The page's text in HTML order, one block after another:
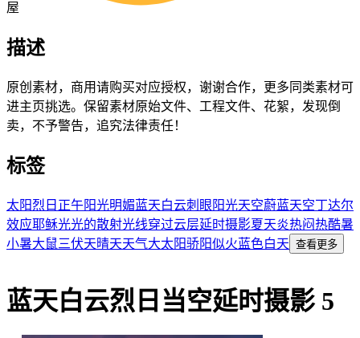
屋
描述
原创素材，商用请购买对应授权，谢谢合作，更多同类素材可
进主页挑选。保留素材原始文件、工程文件、花絮，发现倒
卖，不予警告，追究法律责任！
标签
太阳烈日 正午阳光明媚蓝天白云刺眼阳光天空蔚蓝天空丁达尔
效应耶稣光光的散射光线穿过云层延时摄影夏天炎热闷热酷暑
小暑大鼠 三伏天晴天天气大太阳骄阳似火蓝色白天 查看更多
蓝天白云烈日当空延时摄影 5